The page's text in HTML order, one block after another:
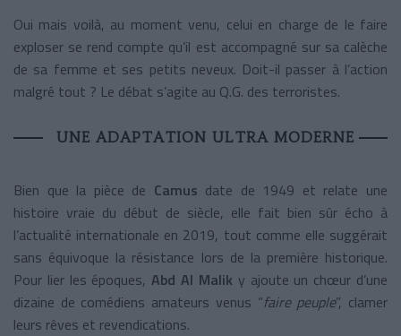
Oui mais voilà, au moment venu, celui en charge de le faire
exploser se rend compte qu’il est accompagné sur sa calèche
de sa femme et ses petits neveux. Doit-il passer à l’action
malgré tout ? Le débat s’agite au Q.G. des terroristes.
UNE ADAPTATION ULTRA MODERNE
Bien que la pièce de Camus date de 1949 et relate une
histoire vraie du début de siècle, elle fait bien sûr écho à
l’actualité internationale en 2019, tout comme elle suggérait
sans équivoque la résistance lors de la première historique.
Pour lier les époques,Abd Al Malik y ajoute un chœur d’une
dizaine de comédiens amateurs venus “faire peuple”, clamer
leurs rêves et revendications.